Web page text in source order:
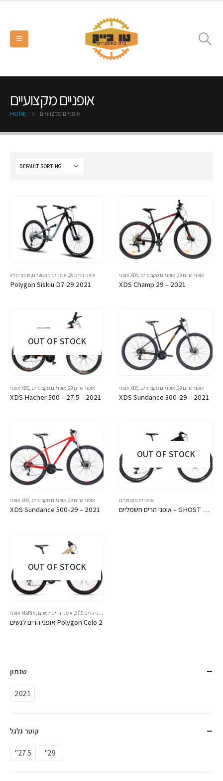
אופניים מקצועיים
HOME אופניים מקצועיים
אופני הרים 29 , אופניים מקצועיים,שיכוך מלא
Polygon Siskiu D7 29 2021
אופני XDS, אופני הרים 29 , אופניים מקצועיים
XDS Champ 29 – 2021
OUT OF STOCK
אופני XDS אופני הרים 29 אופניים מקצועיים
XDS Hacher 500 – 27.5 – 2021
אופני XDS אופני הרים 29 אופניים מקצועיים
XDS Sundance 300-29 – 2021
אופני XDS, אופני הרים 29 , אופניים מקצועיים
XDS Sundance 500-29 – 2021
OUT OF STOCK
אופניים מקצועיים
אופני הרים חשמליים – GHOST – HYBRIDE SLAMR X S3.7+ AL U
OUT OF STOCK
אופני MARIN, אופני הרים 27.5 , אופני הרים לנשים
אופני הרים לנשים Polygon Celo 2
שנתון
2021
קוטר גלגל
"27.5 "29